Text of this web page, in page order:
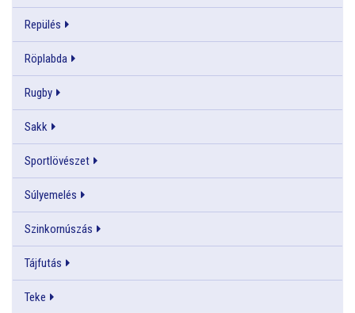
Repülés
Röplabda
Rugby
Sakk
Sportlövészet
Súlyemelés
Szinkornúszás
Tájfutás
Teke